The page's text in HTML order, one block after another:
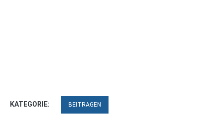
KATEGORIE: BEITRAGEN